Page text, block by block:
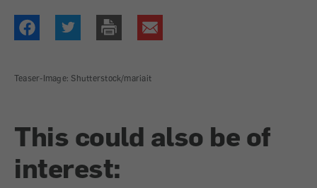
Teaser-Image: Shutterstock/mariait
This could also be of
interest: